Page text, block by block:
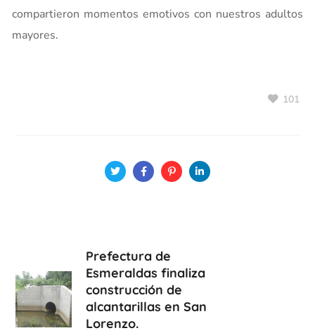
compartieron momentos emotivos con nuestros adultos
mayores.
101
Prefectura de
Esmeraldas finaliza
construcción de
alcantarillas en San
Lorenzo.